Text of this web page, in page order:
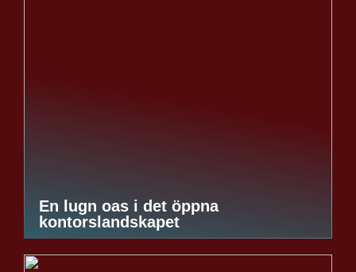
En lugn oas i det öppna
kontorslandskapet